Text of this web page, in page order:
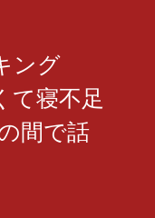
ング
寝不足
間で話